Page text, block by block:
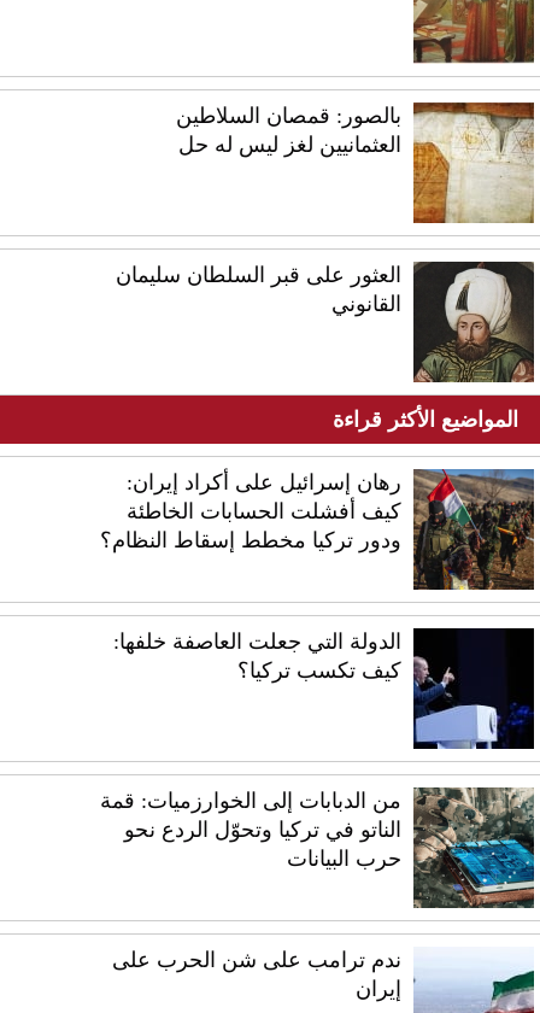
بالصور: قمصان السلاطين
العثمانيين لغز ليس له حل
العثور على قبر السلطان سليمان
القانوني
المواضيع الأكثر قراءة
رهان إسرائيل على أكراد إيران:
كيف أفشلت الحسابات الخاطئة
ودور تركيا مخطط إسقاط النظام؟
الدولة التي جعلت العاصفة خلفها:
كيف تكسب تركيا؟
من الدبابات إلى الخوارزميات: قمة
الناتو في تركيا وتحوّل الردع نحو
حرب البيانات
ندم ترامب على شن الحرب على
إيران